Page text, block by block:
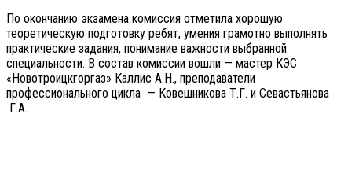
По окончанию экзамена комиссия отметила хорошую
теоретическую подготовку ребят, умения грамотно выполнять
практические задания, понимание важности выбранной
специальности. В состав комиссии вошли — мастер КЭС
«Новотроицкгоргаз» Каллис А.Н., преподаватели
профессионального цикла — Ковешникова Т.Г. и Севастьянова
Г.А.